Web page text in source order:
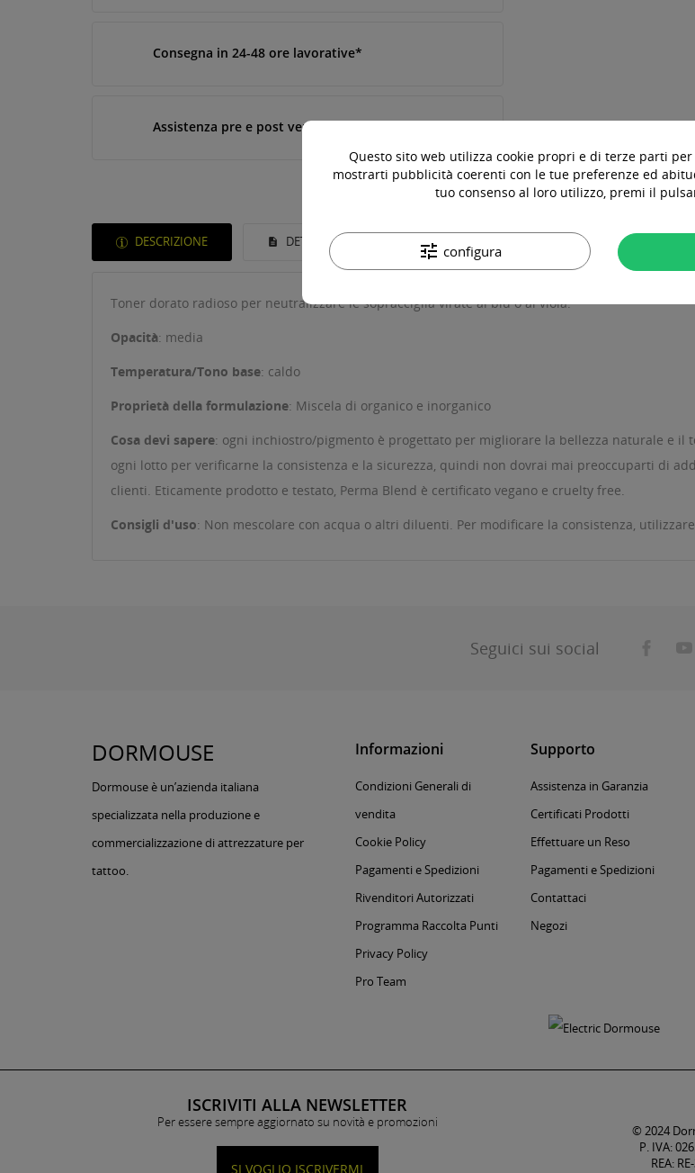
Consegna in 24-48 ore lavorative*
Assistenza pre e post vendita
DESCRIZIONE DETTAGLI DEL PRODOTTO DOMANDE & RISPOSTE
Toner dorato radioso per neutralizzare le sopracciglia virate al blu o al viola.
Opacità: media
Temperatura/Tono base: caldo
Proprietà della formulazione: Miscela di organico e inorganico
Cosa devi sapere: ogni inchiostro/pigmento è progettato per migliorare la bellezza naturale e il
ogni lotto per verificarne la consistenza e la sicurezza, quindi non dovrai mai preoccuparti di
clienti. Eticamente prodotto e testato, Perma Blend è certificato vegano e cruelty free.
Consigli d'uso: Non mescolare con acqua o altri diluenti. Per modificare la consistenza,
Seguici sui social
DORMOUSE
Dormouse è un’azienda italiana
specializzata nella produzione e
commercializzazione di attrezzature per
tattoo.
Informazioni
Condizioni Generali di
vendita
Cookie Policy
Pagamenti e Spedizioni
Rivenditori Autorizzati
Programma Raccolta Punti
Privacy Policy
Pro Team
Supporto
Assistenza in Garanzia
Certificati Prodotti
Effettuare un Reso
Pagamenti e Spedizioni
Contattaci
Negozi
ISCRIVITI ALLA NEWSLETTER
Per essere sempre aggiornato su novità e promozioni
SI VOGLIO ISCRIVERMI
© 2024
P. IVA:
REA:
Questo sito web utilizza cookie propri e di terze parti
mostrarti pubblicità coerenti con le tue preferenze ed
tuo consenso al loro utilizzo, premi il
tune configura